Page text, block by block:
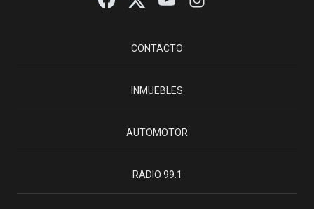
CONTACTO
INMUEBLES
AUTOMOTOR
RADIO 99.1